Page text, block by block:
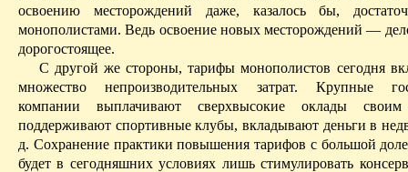
освоению месторождений даже, казалось бы,
монополистами. Ведь освоение новых месторождений —
дорогостоящее.
С другой же стороны, тарифы монополистов сегодня
множество непроизводительных затрат. Крупные
компании вы­плачивают сверхвысокие оклады своим
поддерживают спортивные клубы, вкладывают деньги в
д. Сохранение практики повышения тарифов с большой
будет в сегодняшних условиях лишь стимулировать